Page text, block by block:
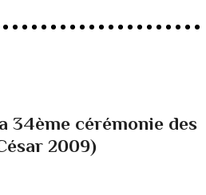
34ème cérémonie des
2009)